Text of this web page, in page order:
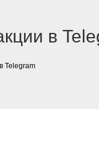
в
Telegram